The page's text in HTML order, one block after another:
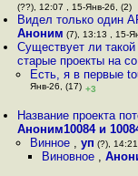
(??), 12:07 , 15-Янв-26, (2)
Видел только один
Аноним (7), 13:13 , 15-
Существует ли
старые проекты на со
Есть, я в первые
Янв-26, (17) +3
Название проекта
Аноним10084 и
Винное , уп (?),
Виновное ,